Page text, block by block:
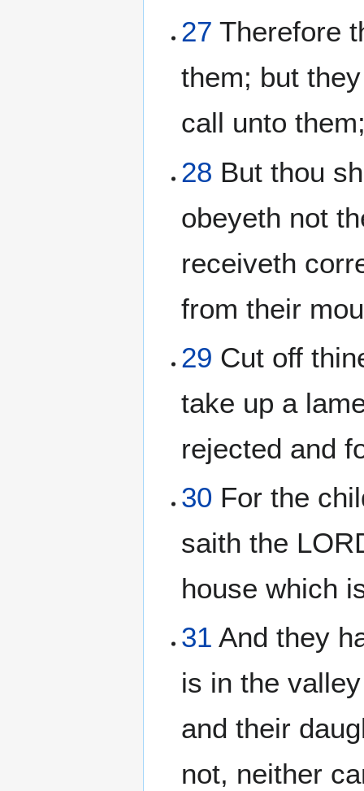
27 Therefore
them; but
call unto
28 But thou
obeyeth not
receiveth
from their
29 Cut off
take up a
rejected and
30 For the
saith the
house which
31 And they
is in the
and their
not, neither